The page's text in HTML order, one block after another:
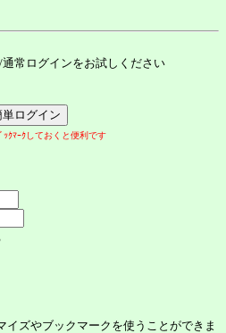
常ログインをお試しください
ｯｸﾏｰｸしておくと便利です
ズやブックマークを使うことができま